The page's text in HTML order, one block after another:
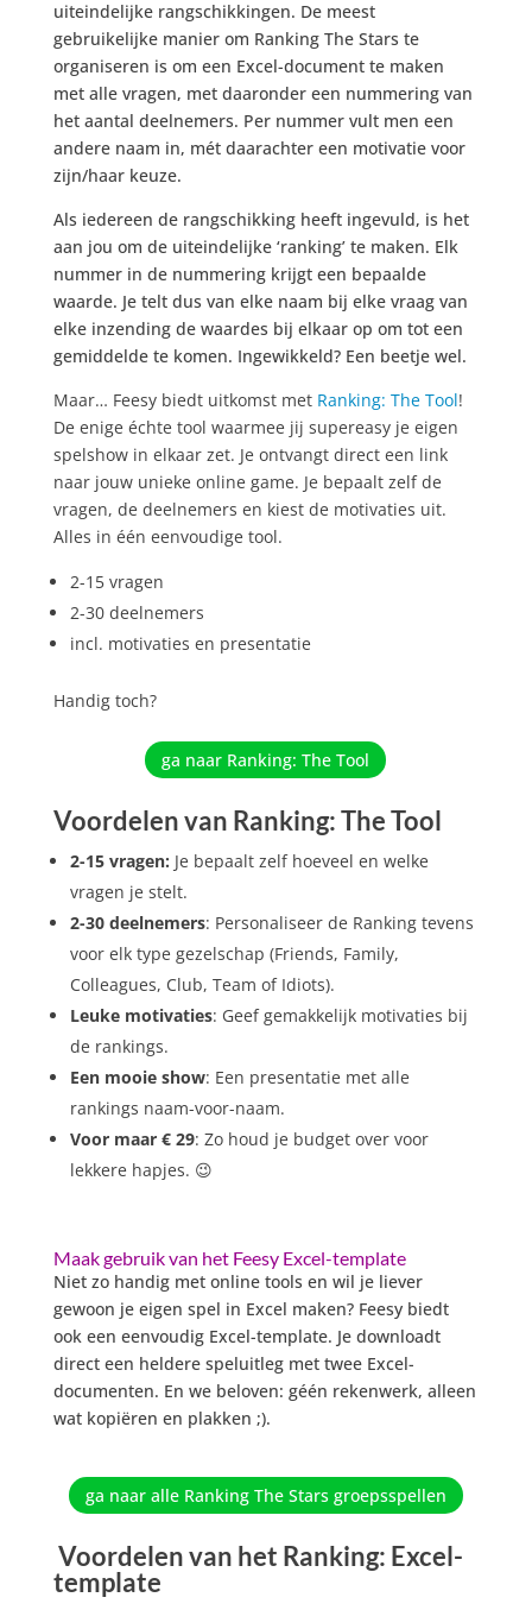
uiteindelijke rangschikkingen. De meest
gebruikelijke manier om Ranking The Stars te
organiseren is om een Excel-document te maken
met alle vragen, met daaronder een nummering van
het aantal deelnemers. Per nummer vult men een
andere naam in, mét daarachter een motivatie voor
zijn/haar keuze.
Als iedereen de rangschikking heeft ingevuld, is het
aan jou om de uiteindelijke ‘ranking’ te maken. Elk
nummer in de nummering krijgt een bepaalde
waarde. Je telt dus van elke naam bij elke vraag van
elke inzending de waardes bij elkaar op om tot een
gemiddelde te komen. Ingewikkeld? Een beetje wel.
Maar… Feesy biedt uitkomst met Ranking: The Tool!
De enige échte tool waarmee jij supereasy je eigen
spelshow in elkaar zet. Je ontvangt direct een link
naar jouw unieke online game. Je bepaalt zelf de
vragen, de deelnemers en kiest de motivaties uit.
Alles in één eenvoudige tool.
2-15 vragen
2-30 deelnemers
incl. motivaties en presentatie
Handig toch?
ga naar Ranking: The Tool
Voordelen van Ranking: The Tool
2-15 vragen: Je bepaalt zelf hoeveel en welke
vragen je stelt.
2-30 deelnemers: Personaliseer de Ranking tevens
voor elk type gezelschap (Friends, Family,
Colleagues, Club, Team of Idiots).
Leuke motivaties: Geef gemakkelijk motivaties bij
de rankings.
Een mooie show: Een presentatie met alle
rankings naam-voor-naam.
Voor maar € 29: Zo houd je budget over voor
lekkere hapjes. 😉
Maak gebruik van het Feesy Excel-template
Niet zo handig met online tools en wil je liever
gewoon je eigen spel in Excel maken? Feesy biedt
ook een eenvoudig Excel-template. Je downloadt
direct een heldere speluitleg met twee Excel-
documenten. En we beloven: géén rekenwerk, alleen
wat kopiëren en plakken ;).
ga naar alle Ranking The Stars groepsspellen
Voordelen van het Ranking: Excel-
template